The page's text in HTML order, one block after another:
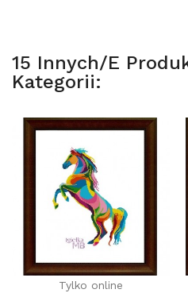
15 Innych/e
Kategorii:
Tylko online